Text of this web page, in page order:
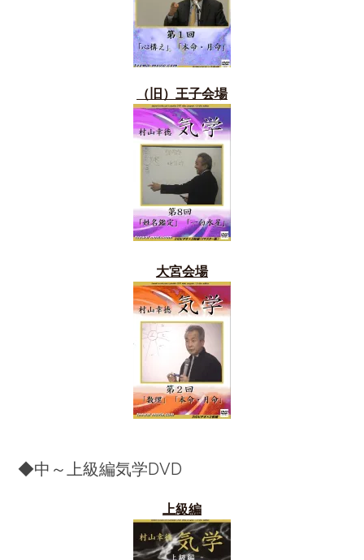
（旧） 王子会場
大宮会場
◆中～上級編気学DVD
上級編